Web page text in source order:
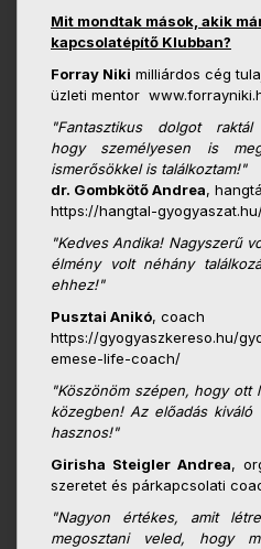
Mit mondtak mások, akik
kapcsolatépítő Klubban?
Forray Niki milliárdos cég
üzleti mentor
"Fantasztikus dolgot
hogy személyesen is
ismerősökkel is találkoztam!"
dr. Gombkötő Andrea,
https://hangtal-
"Kedves Andika! Nagyszerű
élmény volt néhány
ehhez!"
Pusztai Anikó, coach
https://gyogyaszkereso.hu/
emese-life-coach/
"Köszönöm szépen, hogy ott
közegben! Az előadás
hasznos!"
Girisha Steigler Andrea,
szeretet és párkapcsolati
"Nagyon értékes, amit
megosztani veled, hogy